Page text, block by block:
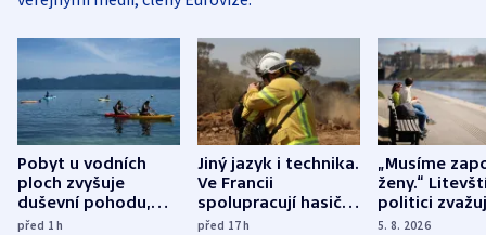
Pobyt u vodních
ploch zvyšuje
duševní pohodu,
ukázala
před 1h
Jiný jazyk i technika.
Ve Francii
spolupracují hasiči z
různých zemí
před 17h
„Musíme
ženy.“
politici
dohodu o
5. 8. 2026